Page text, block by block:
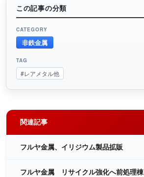
この記事の分類
CATEGORY
非鉄金属
TAG
#レアメタル他
関連記事
フルヤ金属、イリジウム製品拡販
フルヤ金属 リサイクル強化へ前処理棟